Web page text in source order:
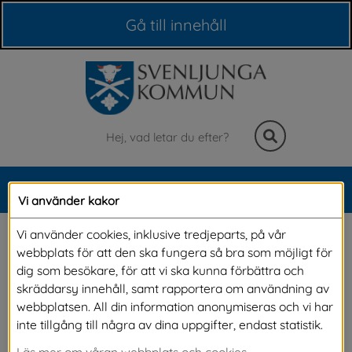
Gå till innehåll
Sök
Meny
Krisberedskap
Arbetet inom säkerhet och kris handlar om att
värna om människors liv och hälsa. Vi arbetar
med krisberedskap för att vara förberedda att
Vi använder kakor
Vi använder cookies, inklusive tredjeparts, på vår
webbplats för att den ska fungera så bra som möjligt för
dig som besökare, för att vi ska kunna förbättra och
skräddarsy innehåll, samt rapportera om användning av
webbplatsen. All din information anonymiseras och vi har
inte tillgång till några av dina uppgifter, endast statistik.